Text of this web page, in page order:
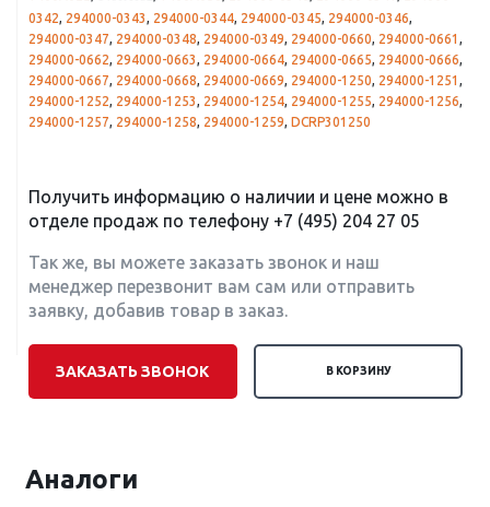
0342, 294000-0343, 294000-0344, 294000-0345, 294000-0346,
294000-0347, 294000-0348, 294000-0349, 294000-0660, 294000-0661 ,
294000-0662, 294000-0663, 294000-0664, 294000-0665, 294000-0666,
294000-0667, 294000-0668, 294000-0669, 294000-1250, 294000-1251 ,
294000-1252, 294000-1253, 294000-1254, 294000-1255, 294000-1256,
294000-1257, 294000-1258, 294000-1259, DCRP301250
Получить информацию о наличии и цене можно в
отделе продаж по телефону +7 (495) 204 27 05
Так же, вы можете заказать звонок и наш
менеджер перезвонит вам сам или отправить
заявку, добавив товар в заказ.
ЗАКАЗАТЬ ЗВОНОК В КОРЗИНУ
Аналоги